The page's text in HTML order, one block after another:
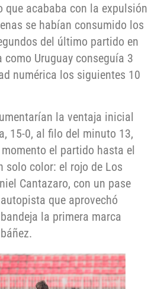
que acababa con la expulsión
se habían consumido los
del último partido en
como Uruguay conseguía 3
numérica los siguientes 10
la ventaja inicial
15-0, al filo del minuto 13,
el partido hasta el
solo color: el rojo de Los
Cantazaro, con un pase
que aprovechó
la primera marca